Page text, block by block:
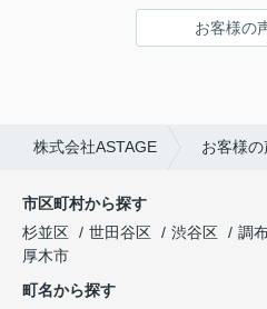
ってます！
ありがとうございまし
お客様の
株式会社ASTAGE お客様の
市区町村から探す
杉並区
世田谷区 渋谷区 調
厚木市
町名から探す